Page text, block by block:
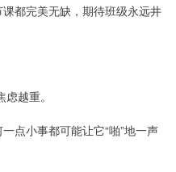
都完美无缺，期待班级永远井
越重。
点小事都可能让它“啪”地一声